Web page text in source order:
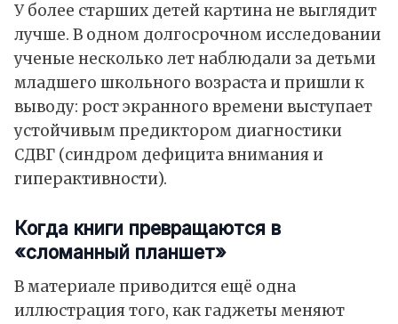
У более старших детей картина не выглядит
лучше. В одном долгосрочном исследовании
ученые несколько лет наблюдали за детьми
младшего школьного возраста и пришли к
выводу: рост экранного времени выступает
устойчивым предиктором диагностики
СДВГ (синдром дефицита внимания и
гиперактивности).
Когда книги превращаются в
«сломанный планшет»
В материале приводится ещё одна
иллюстрация того, как гаджеты меняют